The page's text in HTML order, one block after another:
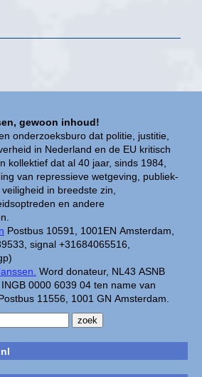
gewoon inhoud!
onderzoeksburo dat politie, justitie,
in Nederland en de EU kritisch
kollektief dat al 40 jaar, sinds 1984,
van repressieve wetgeving, publiek-
in breedste zin,
en andere
Postbus 10591, 1001EN Amsterdam,
signal +31684065516,
Word donateur, NL43 ASNB
0000 6039 04 ten name van
11556, 1001 GN Amsterdam.